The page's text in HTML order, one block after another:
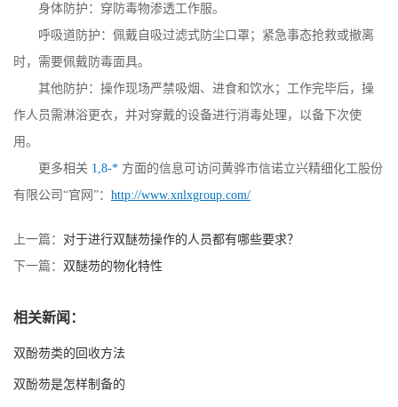
身体防护：穿防毒物渗透工作服。
呼吸道防护：佩戴自吸过滤式防尘口罩；紧急事态抢救或撤离
时，需要佩戴防毒面具。
其他防护：操作现场严禁吸烟、进食和饮水；工作完毕后，操
作人员需淋浴更衣，并对穿戴的设备进行消毒处理，以备下次使
用。
更多相关 1,8-* 方面的信息可访问黄骅市信诺立兴精细化工股份
有限公司“官网”： http://www.xnlxgroup.com/
上一篇： 对于进行双醚芴操作的人员都有哪些要求？
下一篇： 双醚芴的物化特性
相关新闻：
双酚芴类的回收方法
双酚芴是怎样制备的